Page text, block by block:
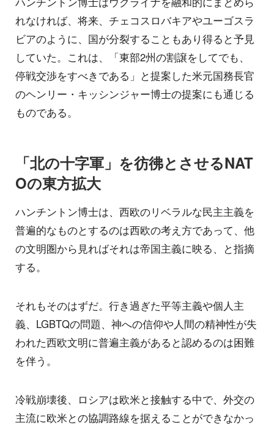
れなければ、将来、チェコスロバキアやユーゴスラ
ビアのように、国が分裂することもあり得ると予見
していた。これは、「東部2州の割譲をしてでも、
停戦交渉をすべきである」と提案した米元国務長官
のヘンリー・キッシンジャー博士の提案にも通じる
ものである。
「北の十字軍」を彷彿とさせるNAT
Oの東方拡大
ハンチントン博士は、西欧のリベラルな民主主義を
普遍的なものとするのは西欧の考え方であって、他
の文明圏から見ればそれは帝国主義に映る、と指摘
する。
それもそのはずだ。行き過ぎた平等主義や個人主
義、LGBTQの問題、神への信仰や人間の精神性が失
われた西欧文明に普遍主義があると認めるのは困難
を伴う。
冷戦崩壊後、ロシアは欧米と接触する中で、外交の
主流に欧米との協調路線を据えることができなかっ